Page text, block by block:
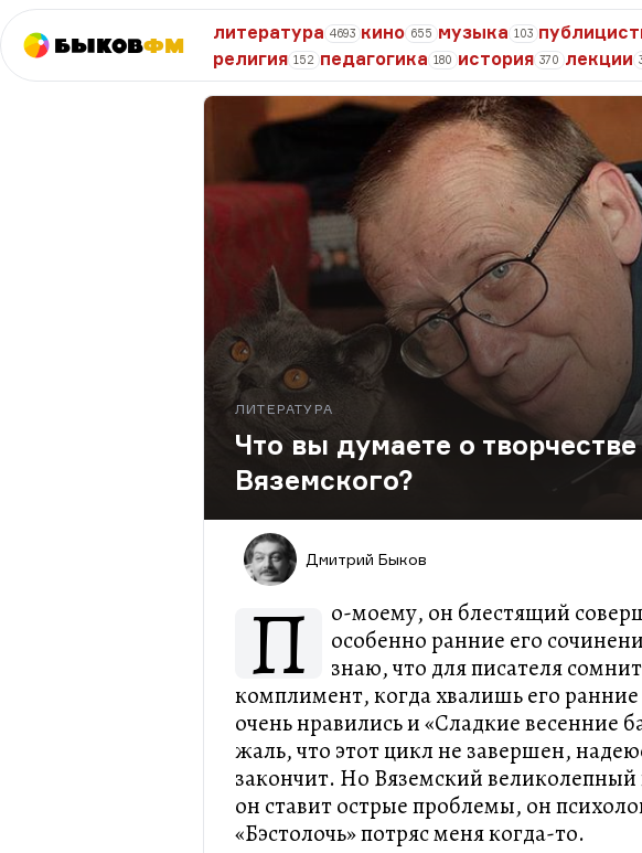
БыковФМ
литература 4693 кино 655 музыка 103
религия 152 педагогика 180 история 370 лекции
ЛИТЕРАТУРА
Что вы думаете о
Вяземского?
Дмитрий Быков
П
о-моему, он блестящий
особенно ранние его
знаю, что для писателя
комплимент, когда хвалишь его
очень нравились и «Сладкие весенние
жаль, что этот цикл не завершен,
закончит. Но Вяземский великолепный
он ставит острые проблемы, он
«Бэстолочь» потряс меня когда-то.